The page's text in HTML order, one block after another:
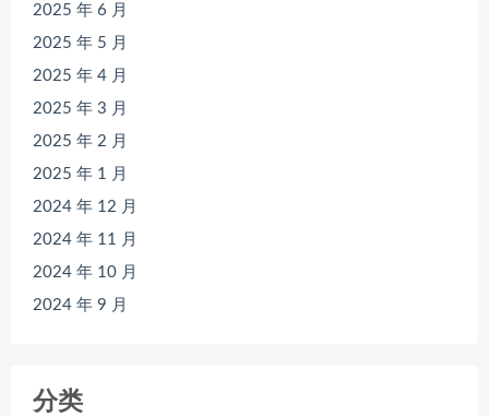
2025 年 6 月
2025 年 5 月
2025 年 4 月
2025 年 3 月
2025 年 2 月
2025 年 1 月
2024 年 12 月
2024 年 11 月
2024 年 10 月
2024 年 9 月
分类